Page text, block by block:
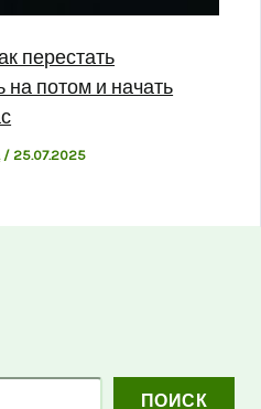
ПОИСК
перестать
на потом и начать
/25.07.2025